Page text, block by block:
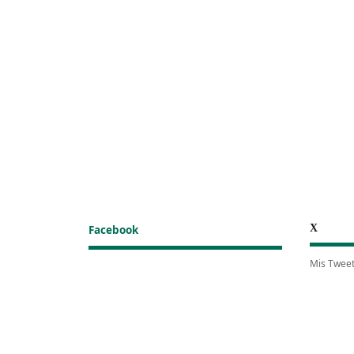
Facebook X
Mis